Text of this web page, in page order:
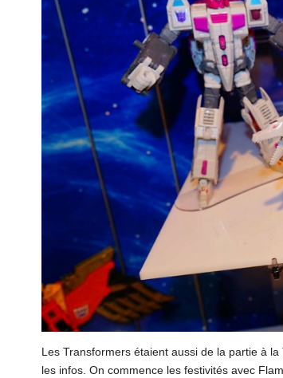
Les Transformers étaient aussi de la partie à
les infos. On commence les festivités avec